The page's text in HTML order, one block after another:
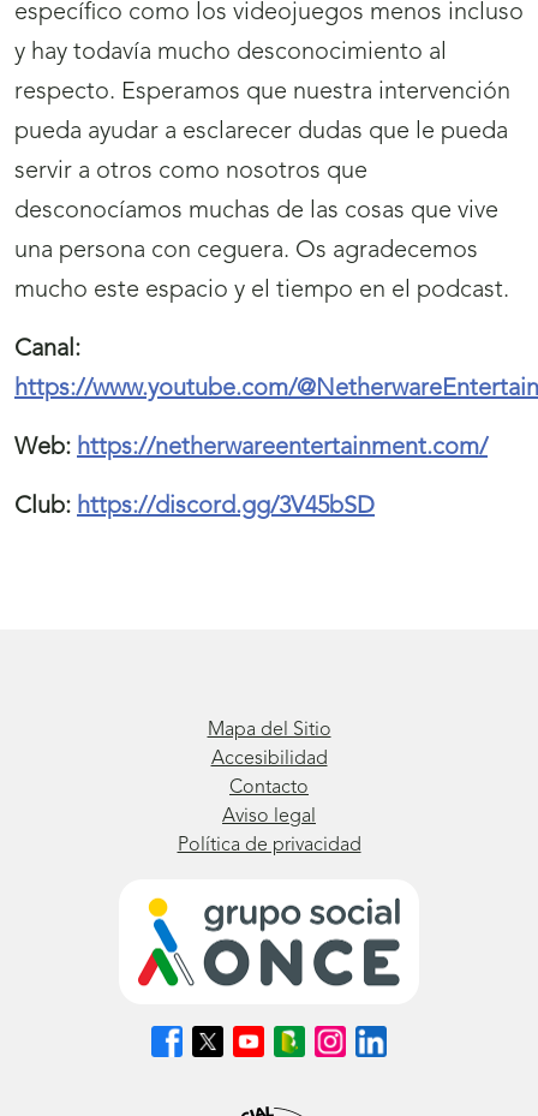
específico como los videojuegos menos incluso
y hay todavía mucho desconocimiento al
respecto. Esperamos que nuestra intervención
pueda ayudar a esclarecer dudas que le pueda
servir a otros como nosotros que
desconocíamos muchas de las cosas que vive
una persona con ceguera. Os agradecemos
mucho este espacio y el tiempo en el podcast.
Canal:
https://www.youtube.com/
Web: https://netherwareentertainment.com/
Club: https://discord.gg/3V45bSD
Mapa del Sitio
Accesibilidad
Contacto
Aviso legal
Política de privacidad
Síguenos
en
Síguenos
en
Síguenos
en
Síguenos
en
Blog
Síguenos
en
Síguenos
en